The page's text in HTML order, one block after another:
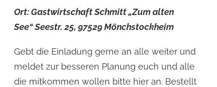
Ort: Gastwirtschaft Schmitt „Zum alten
See“ Seestr. 25, 97529 Mönchstockheim
Gebt die Einladung gerne an alle weiter und
meldet zur besseren Planung euch und alle
die mitkommen wollen bitte hier an. Bestellt